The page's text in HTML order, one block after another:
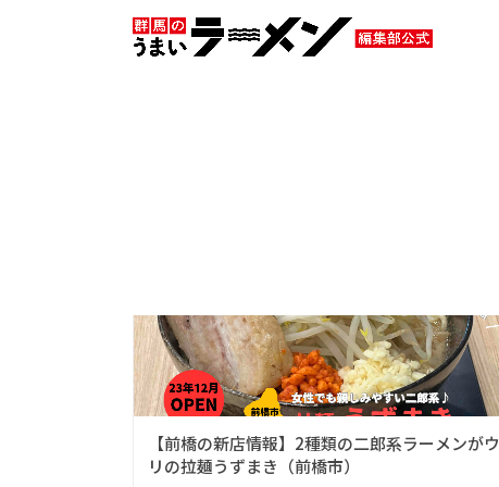
【前橋の新店情報】2種類の二郎系ラーメンがウ
リの拉麺うずまき（前橋市）